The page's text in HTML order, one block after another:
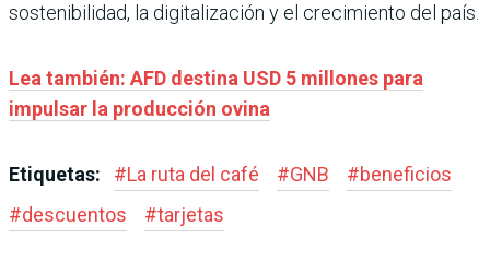
sostenibilidad, la digitalización y el crecimiento del país.
Lea también: AFD destina USD 5 millones para
impulsar la producción ovina
Etiquetas: #La ruta del café #GNB #beneficios
#descuentos #tarjetas